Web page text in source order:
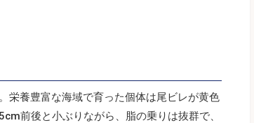
栄養豊富な海域で育った個体は尾ビレが黄色
前後と小ぶりながら、脂の乗りは抜群で、